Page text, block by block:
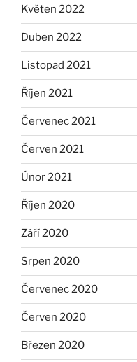
Květen 2022
Duben 2022
Listopad 2021
Říjen 2021
Červenec 2021
Červen 2021
Únor 2021
Říjen 2020
Září 2020
Srpen 2020
Červenec 2020
Červen 2020
Březen 2020